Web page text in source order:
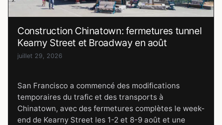
Construction Chinatown: fermetures tunnel
Kearny Street et Broadway en août
juillet 29, 2026
San Francisco a commencé des modifications
temporaires du trafic et des transports à
Chinatown, avec des fermetures complètes le week-
end de Kearny Street les 1-2 et 8-9 août et une